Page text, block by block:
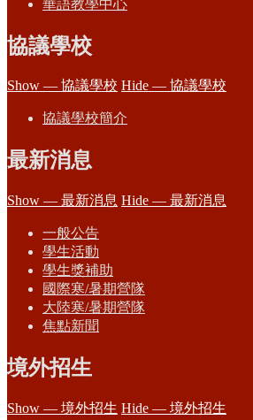
華語教學中心
協議學校
Show — 協議學校 Hide — 協議學校
協議學校簡介
最新消息
Show — 最新消息 Hide — 最新消息
一般公告
學生活動
學生獎補助
國際寒/暑期營隊
大陸寒/暑期營隊
焦點新聞
境外招生
Show — 境外招生 Hide — 境外招生